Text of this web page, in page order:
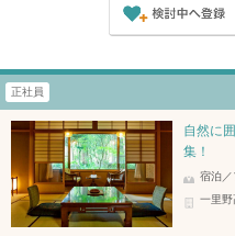
正社員
自然に
集！
宿泊／
一里野